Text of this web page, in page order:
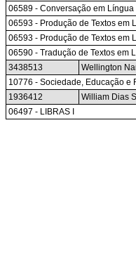
06589 - Conversação em Língua
06593 - Produção de Textos em
06593 - Produção de Textos em
06590 - Tradução de Textos em
3438513
Wellington
10776 - Sociedade, Educação e
1936412
William Dias
06497 - LIBRAS I